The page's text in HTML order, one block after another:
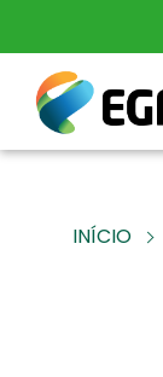
INÍCIO